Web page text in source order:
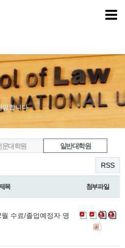
영합니다
문대학원 일반대학원
RSS
목 첨부파일
수료/졸업예정자 명